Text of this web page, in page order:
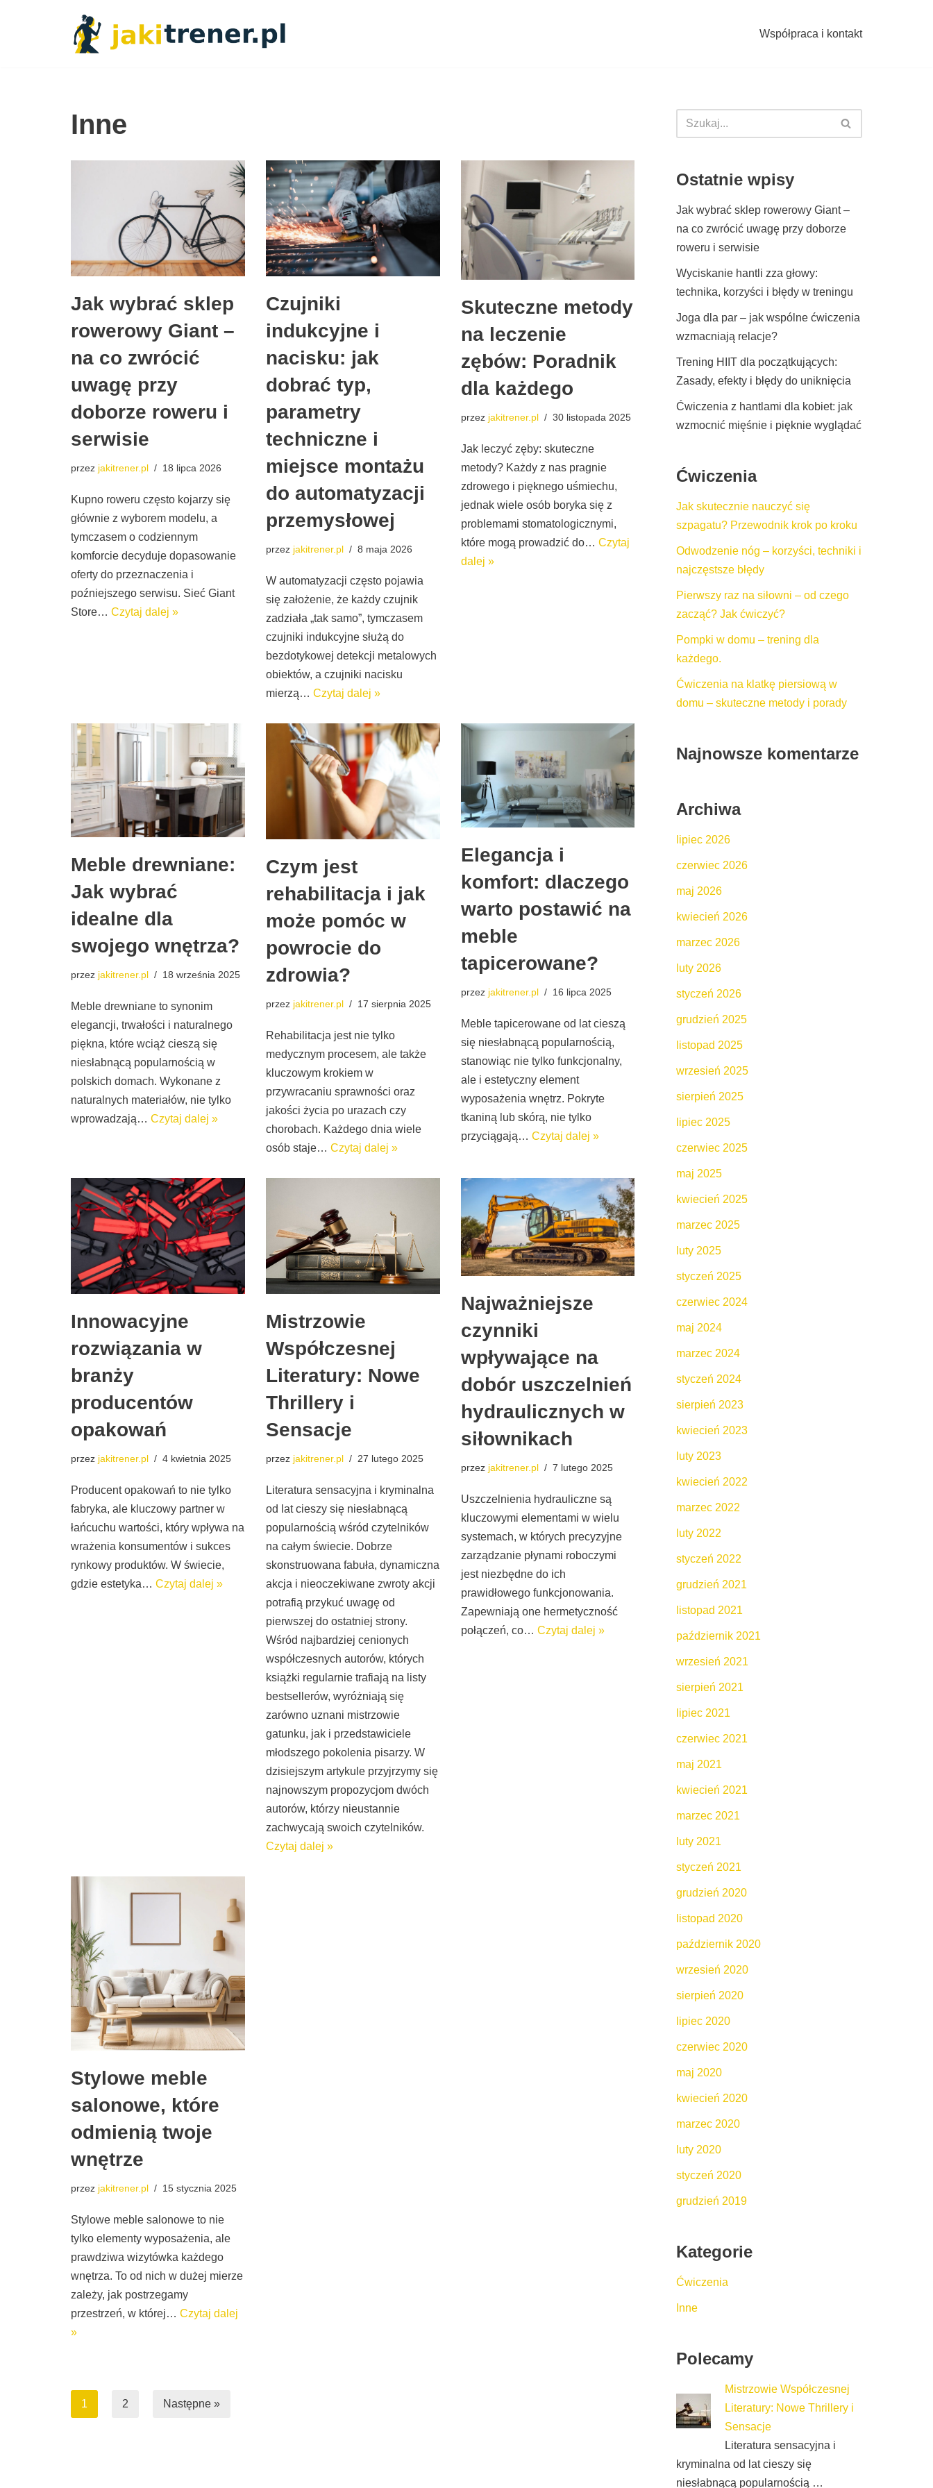
Współpraca i kontakt
Inne
Jak wybrać sklep
rowerowy Giant –
na co zwrócić
uwagę przy
doborze roweru i
serwisie
przez jakitrener.pl 18 lipca 2026
Kupno roweru często kojarzy się
głównie z wyborem modelu, a
tymczasem o codziennym
komforcie decyduje dopasowanie
oferty do przeznaczenia i
poźniejszego serwisu. Sieć Giant
Store… Czytaj dalej »
Czujniki
indukcyjne i
nacisku: jak
dobrać typ,
parametry
techniczne i
miejsce montażu
do automatyzacji
przemysłowej
przez jakitrener.pl 8 maja 2026
W automatyzacji często pojawia
się założenie, że każdy czujnik
zadziała „tak samo”, tymczasem
czujniki indukcyjne służą do
bezdotykowej detekcji metalowych
obiektów, a czujniki nacisku
mierzą… Czytaj dalej »
Skuteczne metody
na leczenie
zębów: Poradnik
dla każdego
przez jakitrener.pl 30 listopada 2025
Jak leczyć zęby: skuteczne
metody? Każdy z nas pragnie
zdrowego i pięknego uśmiechu,
jednak wiele osób boryka się z
problemami stomatologicznymi,
które mogą prowadzić do… Czytaj
dalej »
Meble drewniane:
Jak wybrać
idealne dla
swojego wnętrza?
przez jakitrener.pl 18 września 2025
Meble drewniane to synonim
elegancji, trwałości i naturalnego
piękna, które wciąż cieszą się
niesłabnącą popularnością w
polskich domach. Wykonane z
naturalnych materiałów, nie tylko
wprowadzają… Czytaj dalej »
Czym jest
rehabilitacja i jak
może pomóc w
powrocie do
zdrowia?
przez jakitrener.pl 17 sierpnia 2025
Rehabilitacja jest nie tylko
medycznym procesem, ale także
kluczowym krokiem w
przywracaniu sprawności oraz
jakości życia po urazach czy
chorobach. Każdego dnia wiele
osób staje… Czytaj dalej »
Elegancja i
komfort: dlaczego
warto postawić na
meble
tapicerowane?
przez jakitrener.pl 16 lipca 2025
Meble tapicerowane od lat cieszą
się niesłabnącą popularnością,
stanowiąc nie tylko funkcjonalny,
ale i estetyczny element
wyposażenia wnętrz. Pokryte
tkaniną lub skórą, nie tylko
przyciągają… Czytaj dalej »
Innowacyjne
rozwiązania w
branży
producentów
opakowań
przez jakitrener.pl 4 kwietnia 2025
Producent opakowań to nie tylko
fabryka, ale kluczowy partner w
łańcuchu wartości, który wpływa na
wrażenia konsumentów i sukces
rynkowy produktów. W świecie,
gdzie estetyka… Czytaj dalej »
Mistrzowie
Współczesnej
Literatury: Nowe
Thrillery i
Sensacje
przez jakitrener.pl 27 lutego 2025
Literatura sensacyjna i kryminalna
od lat cieszy się niesłabnącą
popularnością wśród czytelników
na całym świecie. Dobrze
skonstruowana fabuła, dynamiczna
akcja i nieoczekiwane zwroty akcji
potrafią przykuć uwagę od
pierwszej do ostatniej strony.
Wśród najbardziej cenionych
współczesnych autorów, których
książki regularnie trafiają na listy
bestsellerów, wyróżniają się
zarówno uznani mistrzowie
gatunku, jak i przedstawiciele
młodszego pokolenia pisarzy. W
dzisiejszym artykule przyjrzymy się
najnowszym propozycjom dwóch
autorów, którzy nieustannie
zachwycają swoich czytelników.
Czytaj dalej »
Najważniejsze
czynniki
wpływające na
dobór uszczelnień
hydraulicznych w
siłownikach
przez jakitrener.pl 7 lutego 2025
Uszczelnienia hydrauliczne są
kluczowymi elementami w wielu
systemach, w których precyzyjne
zarządzanie płynami roboczymi
jest niezbędne do ich
prawidłowego funkcjonowania.
Zapewniają one hermetyczność
połączeń, co… Czytaj dalej »
Stylowe meble
salonowe, które
odmienią twoje
wnętrze
przez jakitrener.pl 15 stycznia 2025
Stylowe meble salonowe to nie
tylko elementy wyposażenia, ale
prawdziwa wizytówka każdego
wnętrza. To od nich w dużej mierze
zależy, jak postrzegamy
przestrzeń, w której… Czytaj dalej
»
1 2 Następne »
Ostatnie wpisy
Jak wybrać sklep rowerowy Giant –
na co zwrócić uwagę przy doborze
roweru i serwisie
Wyciskanie hantli zza głowy:
technika, korzyści i błędy w treningu
Joga dla par – jak wspólne ćwiczenia
wzmacniają relacje?
Trening HIIT dla początkujących:
Zasady, efekty i błędy do uniknięcia
Ćwiczenia z hantlami dla kobiet: jak
wzmocnić mięśnie i pięknie wyglądać
Ćwiczenia
Jak skutecznie nauczyć się
szpagatu? Przewodnik krok po kroku
Odwodzenie nóg – korzyści, techniki i
najczęstsze błędy
Pierwszy raz na siłowni – od czego
zacząć? Jak ćwiczyć?
Pompki w domu – trening dla
każdego.
Ćwiczenia na klatkę piersiową w
domu – skuteczne metody i porady
Najnowsze komentarze
Archiwa
lipiec 2026
czerwiec 2026
maj 2026
kwiecień 2026
marzec 2026
luty 2026
styczeń 2026
grudzień 2025
listopad 2025
wrzesień 2025
sierpień 2025
lipiec 2025
czerwiec 2025
maj 2025
kwiecień 2025
marzec 2025
luty 2025
styczeń 2025
czerwiec 2024
maj 2024
marzec 2024
styczeń 2024
sierpień 2023
kwiecień 2023
luty 2023
kwiecień 2022
marzec 2022
luty 2022
styczeń 2022
grudzień 2021
listopad 2021
październik 2021
wrzesień 2021
sierpień 2021
lipiec 2021
czerwiec 2021
maj 2021
kwiecień 2021
marzec 2021
luty 2021
styczeń 2021
grudzień 2020
listopad 2020
październik 2020
wrzesień 2020
sierpień 2020
lipiec 2020
czerwiec 2020
maj 2020
kwiecień 2020
marzec 2020
luty 2020
styczeń 2020
grudzień 2019
Kategorie
Ćwiczenia
Inne
Polecamy
Mistrzowie Współczesnej
Literatury: Nowe Thrillery i
Sensacje
Literatura sensacyjna i
kryminalna od lat cieszy się
niesłabnącą popularnością …